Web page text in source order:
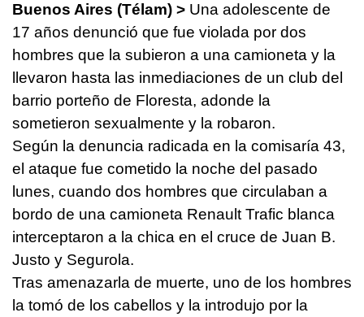
Buenos Aires (Télam) > Una adolescente de
17 años denunció que fue violada por dos
hombres que la subieron a una camioneta y la
llevaron hasta las inmediaciones de un club del
barrio porteño de Floresta, adonde la
sometieron sexualmente y la robaron.
Según la denuncia radicada en la comisaría 43,
el ataque fue cometido la noche del pasado
lunes, cuando dos hombres que circulaban a
bordo de una camioneta Renault Trafic blanca
interceptaron a la chica en el cruce de Juan B.
Justo y Segurola.
Tras amenazarla de muerte, uno de los hombres
la tomó de los cabellos y la introdujo por la